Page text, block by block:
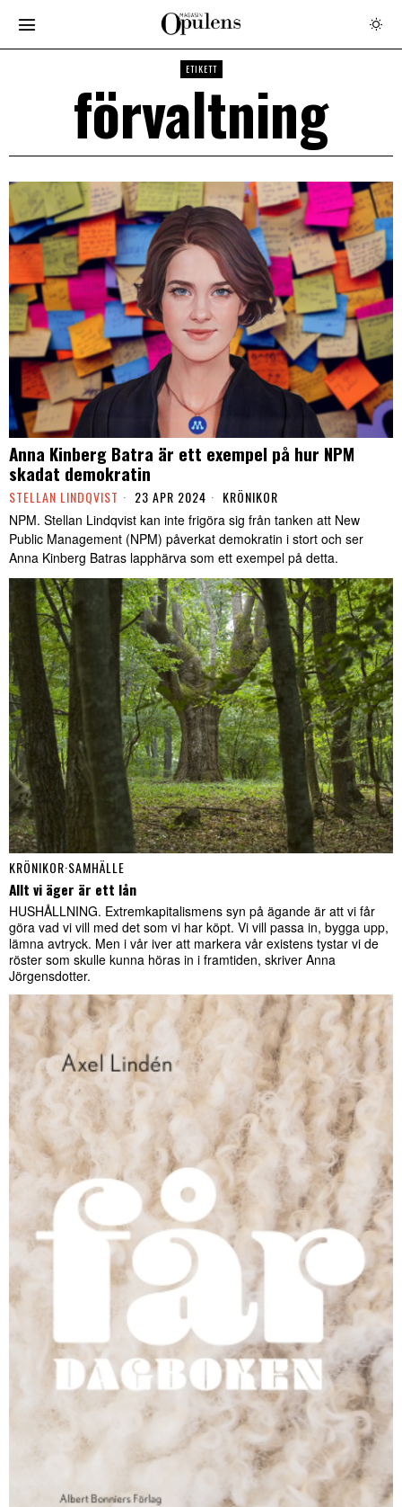
ETIKETT
förvaltning
Anna Kinberg Batra är ett exempel på hur NPM
skadat demokratin
STELLAN LINDQVIST 23 APR 2024 KRÖNIKOR
NPM. Stellan Lindqvist kan inte frigöra sig från tanken att New
Public Management (NPM) påverkat demokratin i stort och ser
Anna Kinberg Batras lapphärva som ett exempel på detta.
KRÖNIKOR·SAMHÄLLE
Allt vi äger är ett lån
HUSHÅLLNING. Extremkapitalismens syn på ägande är att vi får
göra vad vi vill med det som vi har köpt. Vi vill passa in, bygga upp,
lämna avtryck. Men i vår iver att markera vår existens tystar vi de
röster som skulle kunna höras in i framtiden, skriver Anna
Jörgensdotter.